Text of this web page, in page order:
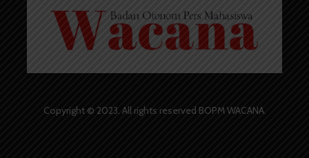
Copyright © 2023. All rights reserved BOPM WACANA.